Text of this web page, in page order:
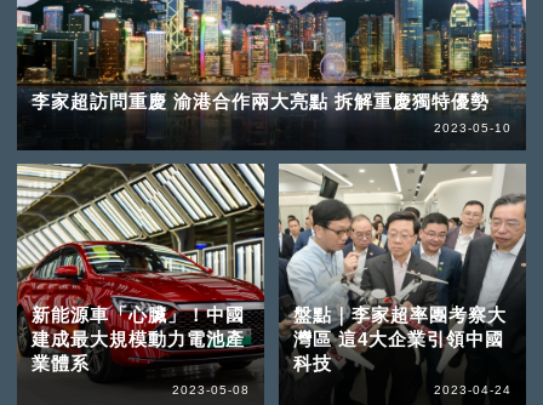
李家超訪問重慶 渝港合作兩大亮點 拆解重慶獨特優勢
2023-05-10
新能源車「心臟」！中國
建成最大規模動力電池產
業體系
2023-05-08
盤點｜李家超率團考察大
灣區 這4大企業引領中國
科技
2023-04-24